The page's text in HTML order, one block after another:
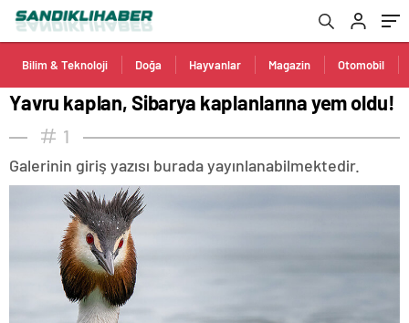
Bilim & Teknoloji Doğa Hayvanlar Magazin Otomobil
Yavru kaplan, Sibarya kaplanlarına yem oldu!
1
Galerinin giriş yazısı burada yayınlanabilmektedir.